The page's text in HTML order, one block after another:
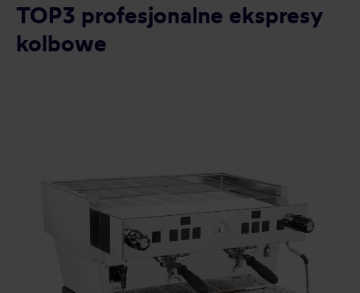
TOP3 profesjonalne ekspresy
kolbowe